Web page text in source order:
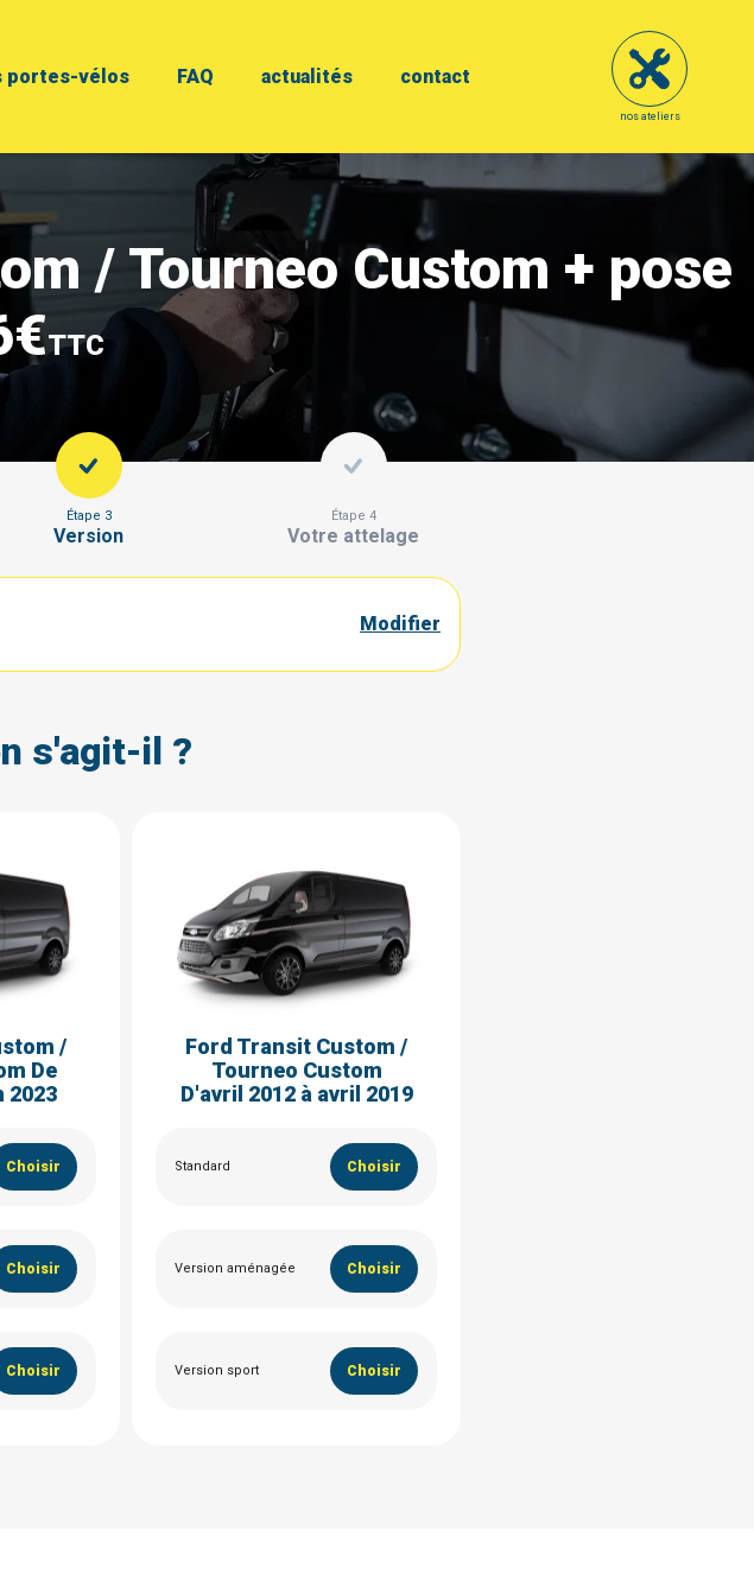
portes-vélos FAQ actualités contact
nos ateliers
/ Tourneo Custom + pose
TTC
Étape 3
Version
Étape 4
Votre attelage
Modifier
s'agit-il ?
/
De
2023
Choisir
Choisir
Choisir
Ford Transit Custom /
Tourneo Custom
D'avril 2012 à avril 2019
Standard Choisir
Version aménagée Choisir
Version sport Choisir